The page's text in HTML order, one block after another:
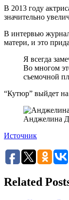
В 2013 году
значительно
В интервью
матери, и это
Я всегда
Во многом
съемочной
“Кутюр” выйдет на
Анджелина
Источник
Related